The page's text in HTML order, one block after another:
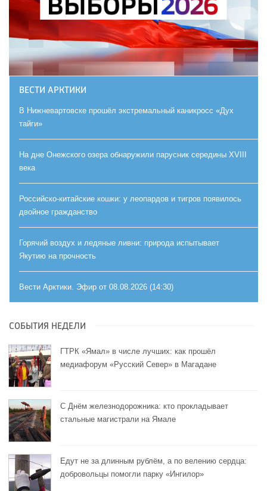
ВЕСТИ АРКТИКИ
В Нижневартовске прошёл экстремальный каникросс «Дух
тайги»
На дне Онежского озера обнаружили парусник середины XVIII
века
Российско-китайские кошки: у леопардов и тигров появилось
двойное гражданство
Горячий воздух и ледяные ливни: природа испытывает
Якутию на прочность
Вести Арктики. Эфир от 08.08.2026 (14:30)
СОБЫТИЯ НЕДЕЛИ
ГТРК «Ямал» в числе лучших: как прошёл
медиафорум «Русский Север» в Магадане
С Днём железнодорожника: кто прокладывает
стальные магистрали на Ямале
Едут не за длинным рублём, а по велению сердца:
добровольцы помогли парку «Ингилор»